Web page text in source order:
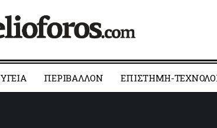
YΓΕΙΑ ΠΕΡΙΒΑΛΛΟΝ ΕΠΙΣΤΗΜΗ-